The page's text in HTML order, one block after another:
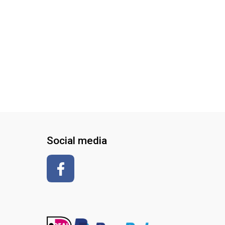
Social media